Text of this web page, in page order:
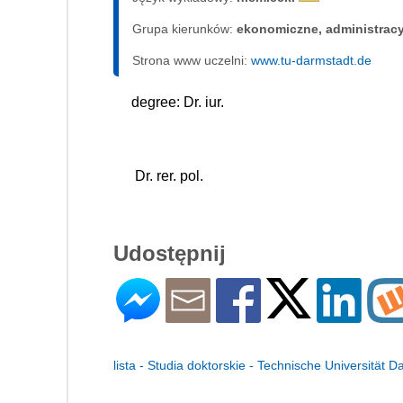
Grupa kierunków: ekonomiczne,
Strona www uczelni: www.tu-darmstadt.de
degree: Dr. iur.
Dr. rer. pol.
Udostępnij
lista - Studia doktorskie - Technische Universität